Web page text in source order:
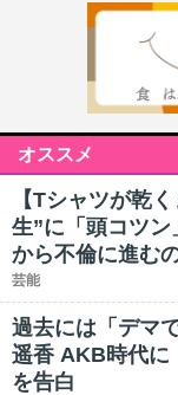
オススメ
【Tシャツが乾
生”に「頭コツ
から不倫に進む
芸能
過去には「デマ
遥香 AKB時代に
を告白